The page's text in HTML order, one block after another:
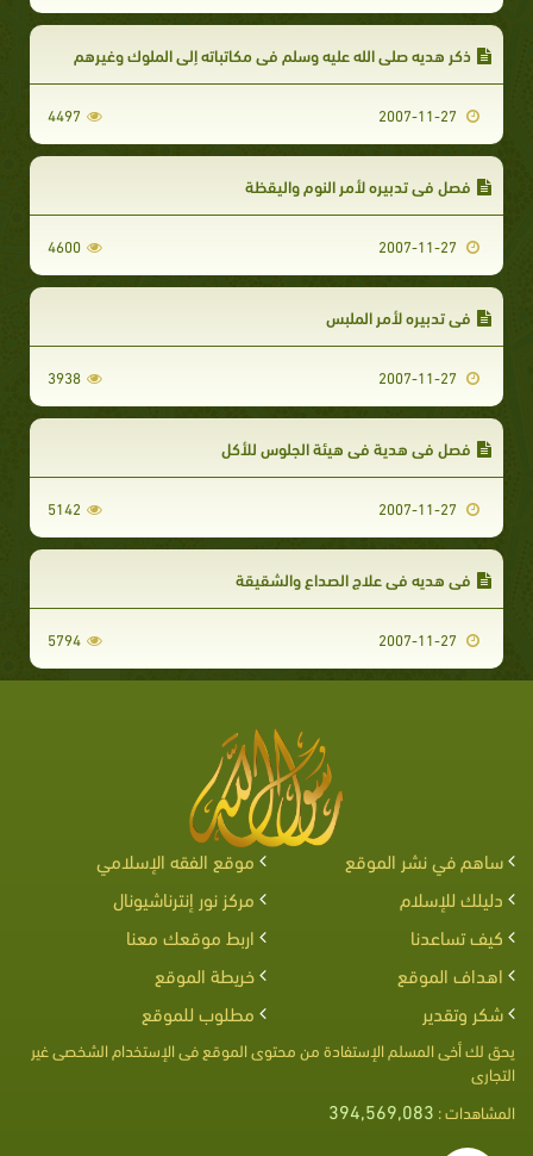
ذكر هديه صلى الله عليه وسلم في مكاتباته إلى الملوك وغيرهم
4497
فصل في تدبيره لأمر النوم واليقظة
4600
في تدبيره لأمر الملبس
3938
فصل في هدية في هيئة الجلوس للأكل
5142
في هديه في علاج الصداع والشقيقة
5794
ساهم في نشر الموقع
موقع الفقه الإسلامي
دليلك للإسلام
مركز نور إنترناشيونال
كيف تساعدنا
اربط موقعك معنا
اهداف الموقع
خريطة الموقع
شكر وتقدير
مطلوب للموقع
يحق لك أخى المسلم الإستفادة من محتوى الموقع فى الإستخدام الشخصى غير
التجارى
المشاهدات : 394,569,083